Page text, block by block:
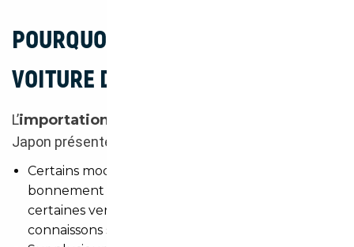
POURQUOI IMPORTER UNE
VOITURE DU JAPON ?
L’importation d’une voiture
Japon présente plusieurs intérêts :
Certains modèles réservés à l’Asie sont tout
bonnement introuvables en Europe (ou
certaines versions des modèles que nous
connaissons sous nos latitudes).